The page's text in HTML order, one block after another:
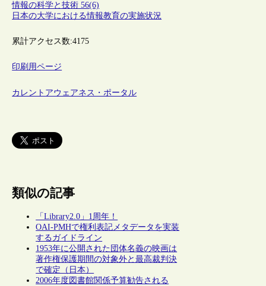
情報の科学と技術 56(6)
日本の大学における情報教育の実施状況
累計アクセス数:4175
印刷用ページ
カレントアウェアネス・ポータル
類似の記事
「Library2.0」1周年！
OAI-PMHで権利表記メタデータを実装
するガイドライン
1953年に公開された団体名義の映画は
著作権保護期間の対象外と最高裁判決
で確定（日本）
2006年度図書館関係予算勧告される